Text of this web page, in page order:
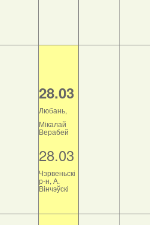
28.03
Любань,
Мікалай
Верабей
28.03
Чэрвеньскі
р-н, А.
Вінчэўскі